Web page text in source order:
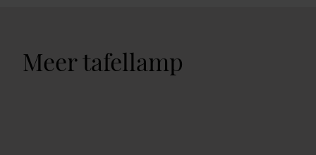
Meer tafellamp